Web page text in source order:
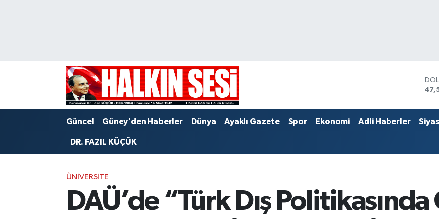
Güncel Güney'den Haberler Dünya Ayaklı Gazete Spor Ekonomi Adli Haberler
DR. FAZIL KÜÇÜK
ÜNIVERSITE
DAÜ’de “Türk Dış Politikasında
Trafik Durumu
Puan Durumu ve Fikstür